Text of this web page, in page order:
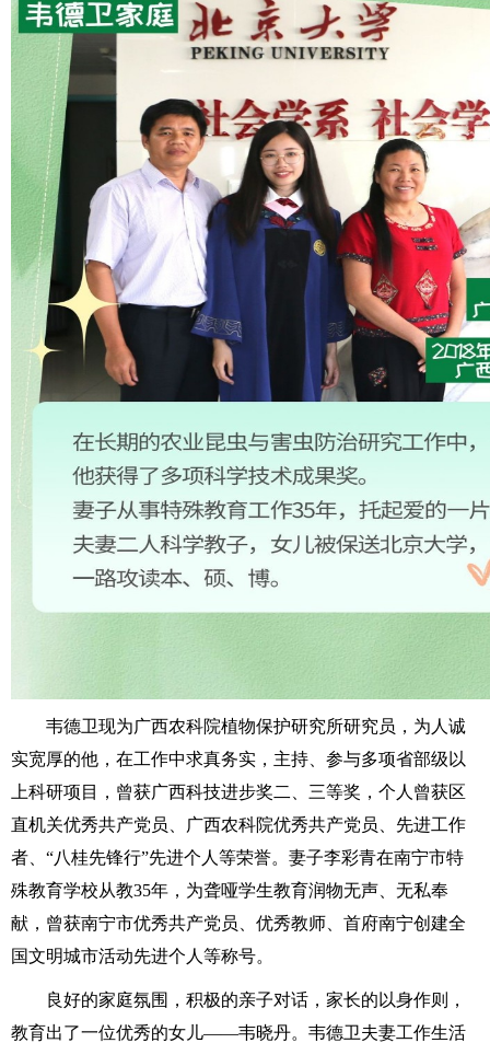
韦德卫现为广西农科院植物保护研究所研究员，为人诚
实宽厚的他，在工作中求真务实，主持、参与多项省部级以
上科研项目，曾获广西科技进步奖二、三等奖，个人曾获区
直机关优秀共产党员、广西农科院优秀共产党员、先进工作
者、“八桂先锋行”先进个人等荣誉。妻子李彩青在南宁市特
殊教育学校从教35年，为聋哑学生教育润物无声、无私奉
献，曾获南宁市优秀共产党员、优秀教师、首府南宁创建全
国文明城市活动先进个人等称号。
良好的家庭氛围，积极的亲子对话，家长的以身作则，
教育出了一位优秀的女儿——韦晓丹。韦德卫夫妻工作生活